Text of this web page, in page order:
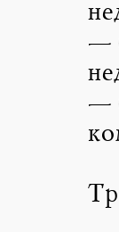
—
—